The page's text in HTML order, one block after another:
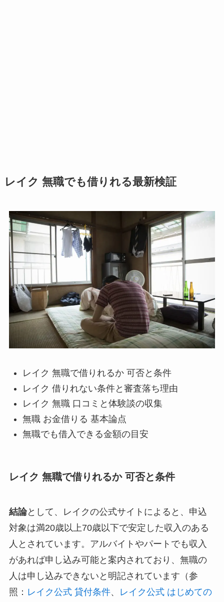
レイク 無職でも借りれる最新検証
レイク 無職で借りれるか 可否と条件
レイク 借りれない条件と審査落ち理由
レイク 無職 口コミと体験談の収集
無職 お金借りる 基本論点
無職でも借入できる金額の目安
レイク 無職で借りれるか 可否と条件
結論として、レイクの公式サイトによると、申込
対象は満20歳以上70歳以下で安定した収入のある
人とされています。アルバイトやパートでも収入
があれば申し込み可能と案内されており、無職の
人は申し込みできないと明記されています（参
照： レイク公式 貸付条件、
レイク公式 はじめての